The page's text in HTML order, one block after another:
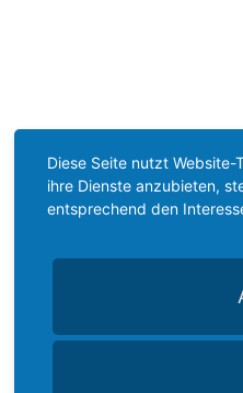
Diese Seite nutzt
ihre Dienste anzubieten,
entsprechend den